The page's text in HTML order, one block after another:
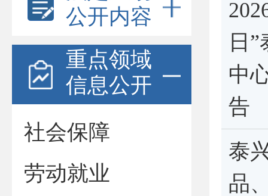
公开内容
重点领域
信息公开
社会保障
劳动就业
日
中
告
泰
品